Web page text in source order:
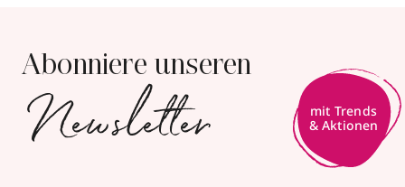
Abonniere unseren
Newsletter
mit Trends
& Aktionen